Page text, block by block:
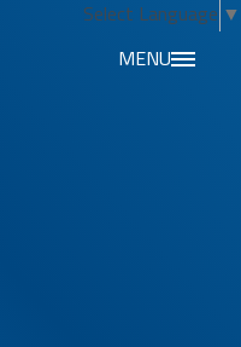
Select Language ▼
MENU